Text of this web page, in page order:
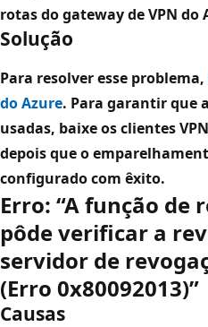
rotas do gateway de VPN do
Solução
Para resolver esse problema,
do Azure. Para garantir que
usadas, baixe os clientes
depois que o
configurado com êxito.
Erro: “A função de
pôde verificar a
servidor de
(Erro 0x80092013)”
Causas